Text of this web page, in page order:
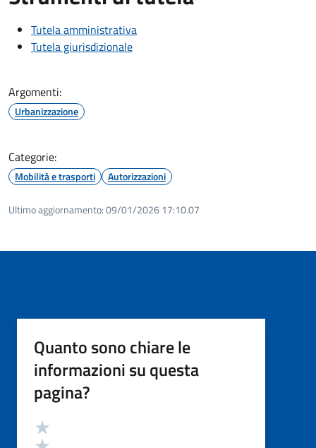
Tutela amministrativa
Tutela giurisdizionale
Argomenti:
Urbanizzazione
Categorie:
Mobilità e trasporti Autorizzazioni
Ultimo aggiornamento:09/01/2026 17:10.07
Quanto sono chiare le
informazioni su questa
pagina?
Valutazione